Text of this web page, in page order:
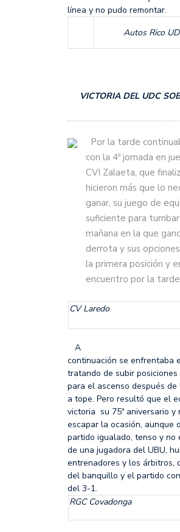
línea y no pudo remontar.
Autos Rico
VICTORIA DEL UDC
Por la tarde
con la 4ª jornada en
CVI Zalaeta, que
hicieron más que lo
ganar, su juego de
suficiente para
mañana en la que
derrota y sus
la primera posición y
encuentro por la
CV Laredo
A
continuación se enfrentaba
tratando de subir
para el ascenso después
a tope. Pero resultó que el
victoria su 75ª aniversario y
escapar la ocasión, aunque
partido igualado, tenso y no
de una jugadora del UBU,
entrenadores y los árbitros,
del banquillo y el partido
del 3-1.
RGC Covadonga